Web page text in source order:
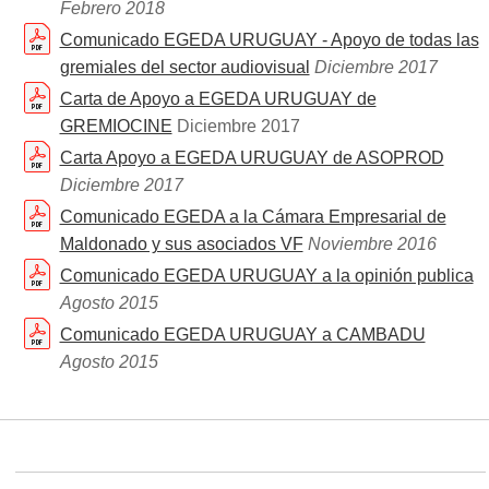
Noticias
Noticias
Publicaciones
Enlaces de interés
Contacto
Febrero 2018
Comunicado EGEDA URUGUAY - Apoyo de todas las
gremiales del sector audiovisual Diciembre 2017
Carta de Apoyo a EGEDA URUGUAY de
GREMIOCINE Diciembre 2017
Carta Apoyo a EGEDA URUGUAY de ASOPROD
Diciembre 2017
Comunicado EGEDA a la Cámara Empresarial de
Maldonado y sus asociados VF Noviembre 2016
Comunicado EGEDA URUGUAY a la opinión publica
Agosto 2015
Comunicado EGEDA URUGUAY a CAMBADU
Agosto 2015